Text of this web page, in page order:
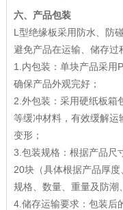
六、产品包装
L型绝缘板采用防水、防
避免产品在运输、储存过
1.内包装：单块产品采用
确保产品外观完好；
2.外包装：采用硬纸板箱
等缓冲材料，有效缓解运
变形；
3.包装规格：根据产品尺
20块（具体根据产品厚度
规格、数量、重量及防潮
4.储存运输要求：包装后